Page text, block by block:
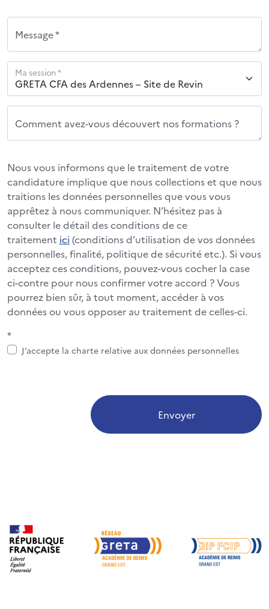
Message *
Ma session *
Comment avez-vous découvert nos formations ?
Nous vous informons que le traitement de votre
candidature implique que nous collections et que nous
traitions les données personnelles que vous vous
apprêtez à nous communiquer. N’hésitez pas à
consulter le détail des conditions de ce
traitement ici (conditions d’utilisation de vos données
personnelles, finalité, politique de sécurité etc.). Si vous
acceptez ces conditions, pouvez-vous cocher la case
ci-contre pour nous confirmer votre accord ? Vous
pourrez bien sûr, à tout moment, accéder à vos
données ou vous opposer au traitement de celles-ci.
*
J’accepte la charte relative aux données personnelles
Envoyer